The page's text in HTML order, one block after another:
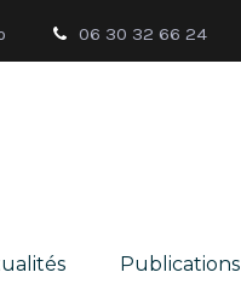
06 30 32 66 24
Publications